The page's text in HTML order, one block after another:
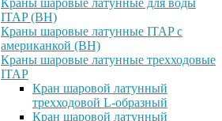
Краны шаровые латунные для воды
ITAP (ВН)
Краны шаровые латунные ITAP с
американкой (ВН)
Краны шаровые латунные трехходовые
ITAP
Кран шаровой латунный
трехходовой L-образный
Кран шаровой латунный